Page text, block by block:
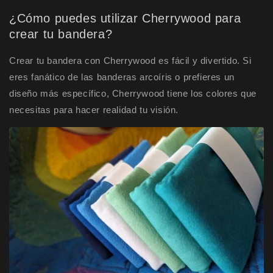
¿Cómo puedes utilizar Cherrywood para
crear tu bandera?
Crear tu bandera con Cherrywood es fácil y divertido. Si
eres fanático de las banderas arcoíris o prefieres un
diseño más específico, Cherrywood tiene los colores que
necesitas para hacer realidad tu visión.